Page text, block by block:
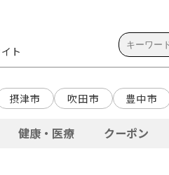
ト
摂津市 吹田市 豊中市
健康・医療 クーポン